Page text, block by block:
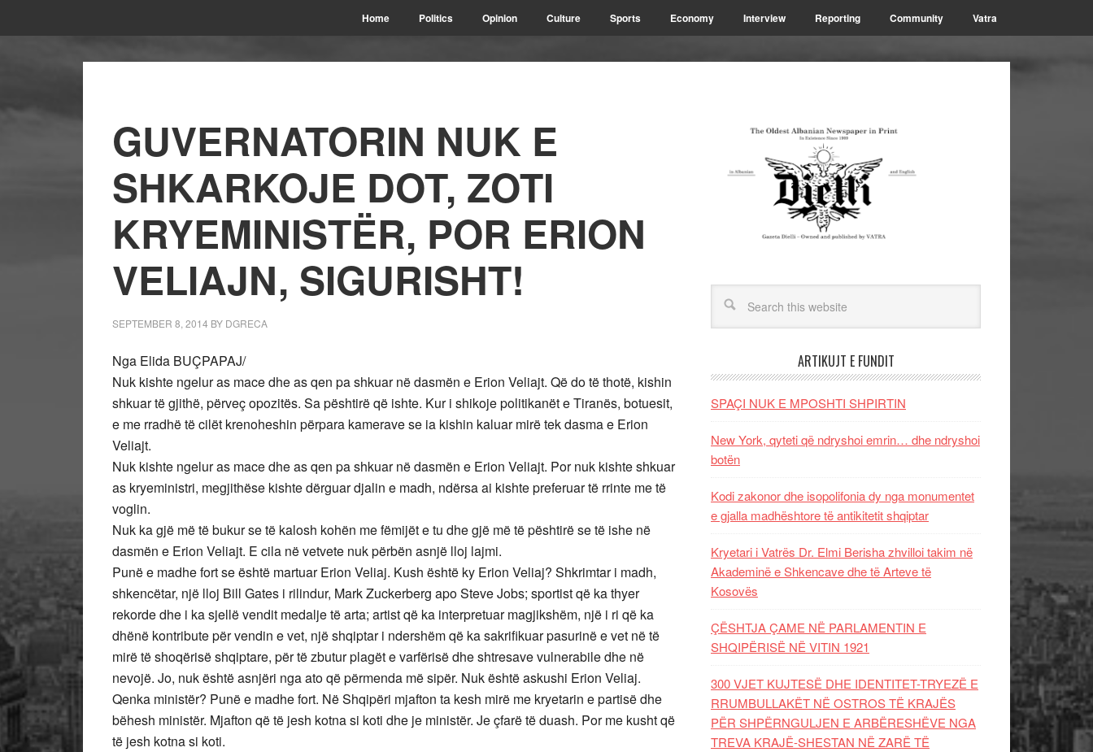
Home Politics Opinion Culture Sports Economy Interview Reporting Community Vatra
GUVERNATORIN NUK E
SHKARKOJE DOT, ZOTI
KRYEMINISTËR, POR ERION
VELIAJN, SIGURISHT!
SEPTEMBER 8, 2014 BY DGRECA
Nga Elida BUÇPAPAJ/
Nuk kishte ngelur as mace dhe as qen pa shkuar në dasmën e Erion Veliajt. Që do të thotë, kishin
shkuar të gjithë, përveç opozitës. Sa pështirë që ishte. Kur i shikoje politikanët e Tiranës, botuesit,
e me rradhë të cilët krenoheshin përpara kamerave se ia kishin kaluar mirë tek dasma e Erion
Veliajt.
Nuk kishte ngelur as mace dhe as qen pa shkuar në dasmën e Erion Veliajt. Por nuk kishte shkuar
as kryeministri, megjithëse kishte dërguar djalin e madh, ndërsa ai kishte preferuar të rrinte me të
voglin.
Nuk ka gjë më të bukur se të kalosh kohën me fëmijët e tu dhe gjë më të pështirë se të ishe në
dasmën e Erion Veliajt. E cila në vetvete nuk përbën asnjë lloj lajmi.
Punë e madhe fort se është martuar Erion Veliaj. Kush është ky Erion Veliaj? Shkrimtar i madh,
shkencëtar, një lloj Bill Gates i rilindur, Mark Zuckerberg apo Steve Jobs; sportist që ka thyer
rekorde dhe i ka sjellë vendit medalje të arta; artist që ka interpretuar magjikshëm, një i ri që ka
dhënë kontribute për vendin e vet, një shqiptar i ndershëm që ka sakrifikuar pasurinë e vet në të
mirë të shoqërisë shqiptare, për të zbutur plagët e varfërisë dhe shtresave vulnerabile dhe në
nevojë. Jo, nuk është asnjëri nga ato që përmenda më sipër. Nuk është askushi Erion Veliaj.
Qenka ministër? Punë e madhe fort. Në Shqipëri mjafton ta kesh mirë me kryetarin e partisë dhe
bëhesh ministër. Mjafton që të jesh kotna si koti dhe je ministër. Je çfarë të duash. Por me kusht që
të jesh kotna si koti.
ARTIKUJT E FUNDIT
SPAÇI NUK E MPOSHTI SHPIRTIN
New York, qyteti që ndryshoi emrin… dhe ndryshoi
botën
Kodi zakonor dhe isopolifonia dy nga monumentet
e gjalla madhështore të antikitetit shqiptar
Kryetari i Vatrës Dr. Elmi Berisha zhvilloi takim në
Akademinë e Shkencave dhe të Arteve të
Kosovës
ÇËSHTJA ÇAME NË PARLAMENTIN E
SHQIPËRISË NË VITIN 1921
300 VJET KUJTESË DHE IDENTITET-TRYEZË E
RRUMBULLAKËT NË OSTROS TË KRAJËS
PËR SHPËRNGULJEN E ARBËRESHËVE NGA
TREVA KRAJË-SHESTAN NË ZARË TË